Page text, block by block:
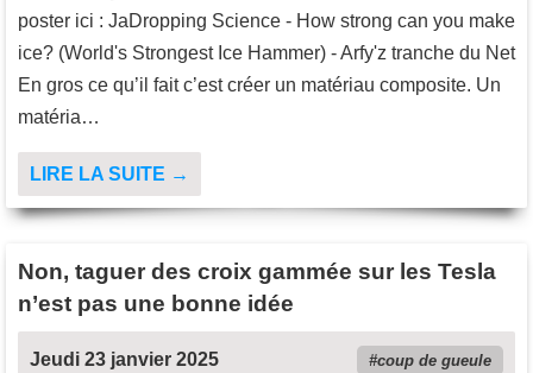
poster ici : JaDropping Science - How strong can you make
ice? (World's Strongest Ice Hammer) - Arfy'z tranche du Net
En gros ce qu’il fait c’est créer un matériau composite. Un
matéria…
LIRE LA SUITE →
Non, taguer des croix gammée sur les Tesla
n’est pas une bonne idée
Jeudi 23 janvier 2025 coup de gueule